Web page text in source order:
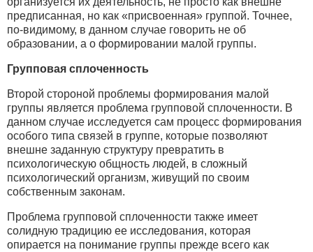
предписанная, но как «присвоенная» группой. Точнее,
по-видимому, в данном случае говорить не об
образовании, а о формировании малой группы.
Групповая сплоченность
Второй стороной проблемы формирования малой
группы является проблема групповой сплоченности. В
данном случае исследуется сам процесс формирования
особого типа связей в группе, которые позволяют
внешне заданную структуру превратить в
психологическую общность людей, в сложный
психологический организм, живущий по своим
собственным законам.
Проблема групповой сплоченности также имеет
солидную традицию ее исследования, которая
опирается на понимание группы прежде всего как